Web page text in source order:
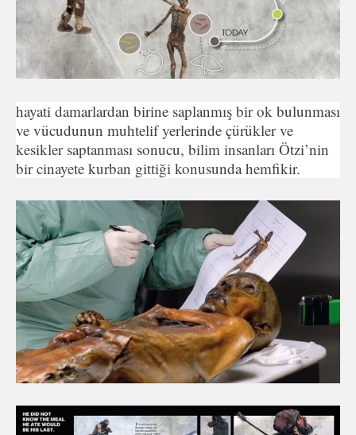
hayati damarlardan birine saplanmış bir ok bulunması
ve vücudunun muhtelif yerlerinde çürükler ve
kesikler saptanması sonucu, bilim insanları Ötzi’nin
bir cinayete kurban gittiği konusunda hemfikir.